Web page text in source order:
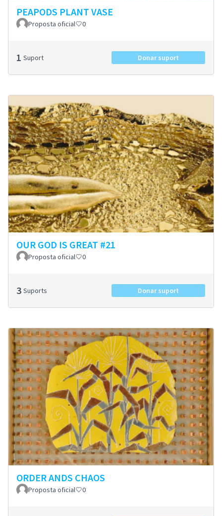
PEAPODS PLANT VASE
Proposta oficial 0
1 Suport Donar suport
OUR GOD IS GREAT #21
Proposta oficial 0
3 Suports Donar suport
ORDER ANDS CHAOS
Proposta oficial 0